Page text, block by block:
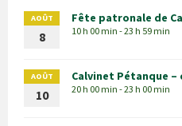
AOÛT
8
Fête patronale de
10 h 00 min - 23 h 59 min
AOÛT
10
Calvinet Pétanque
20 h 00 min - 23 h 00 min